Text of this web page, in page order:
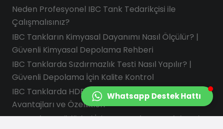
Neden Profesyonel IBC Tank Tedarikçisi ile
Çalışmalısınız?
IBC Tankların Kimyasal Dayanımı Nasıl Ölçülür? |
Güvenli Kimyasal Depolama Rehberi
IBC Tanklarda Sızdırmazlık Testi Nasıl Yapılır? |
Güvenli Depolama İçin Kalite Kontrol
IBC Tanklarda HDPE Neden Tercih Edilir?
Avantajları ve Özellikleri
Satın Alma Müdürleri İçin IBC Tank Kontrol Listesi
Whatsapp Destek Hattı